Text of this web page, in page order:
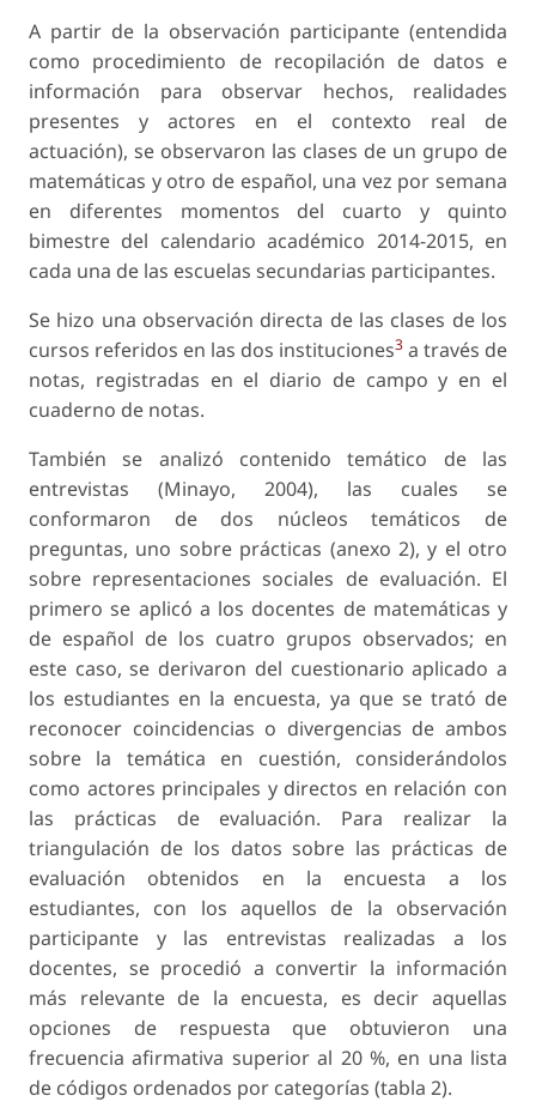
A partir de la observación participante (entendida
como procedimiento de recopilación de datos e
información para observar hechos, realidades
presentes y actores en el contexto real de
actuación), se observaron las clases de un grupo de
matemáticas y otro de español, una vez por semana
en diferentes momentos del cuarto y quinto
bimestre del calendario académico 2014-2015, en
cada una de las escuelas secundarias participantes.
Se hizo una observación directa de las clases de los
cursos referidos en las dos instituciones3 a través de
notas, registradas en el diario de campo y en el
cuaderno de notas.
También se analizó contenido temático de las
entrevistas (Minayo, 2004), las cuales se
conformaron de dos núcleos temáticos de
preguntas, uno sobre prácticas (anexo 2), y el otro
sobre representaciones sociales de evaluación. El
primero se aplicó a los docentes de matemáticas y
de español de los cuatro grupos observados; en
este caso, se derivaron del cuestionario aplicado a
los estudiantes en la encuesta, ya que se trató de
reconocer coincidencias o divergencias de ambos
sobre la temática en cuestión, considerándolos
como actores principales y directos en relación con
las prácticas de evaluación. Para realizar la
triangulación de los datos sobre las prácticas de
evaluación obtenidos en la encuesta a los
estudiantes, con los aquellos de la observación
participante y las entrevistas realizadas a los
docentes, se procedió a convertir la información
más relevante de la encuesta, es decir aquellas
opciones de respuesta que obtuvieron una
frecuencia afirmativa superior al 20 %, en una lista
de códigos ordenados por categorías (tabla 2).